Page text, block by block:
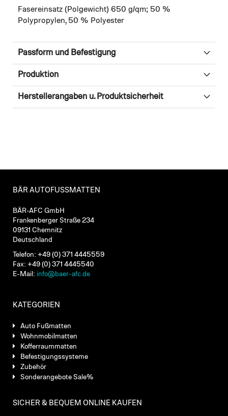
Fasereinsatz (Polgewicht) 650 g/qm; 50 %
Polypropylen, 50 % Polyester
Passform und Befestigung
Produktion
Herstellerangaben u. Produktsicherheit
BÄR AUTOFUSSMATTEN
BÄR-AFC GmbH
Frankenberger Straße 234
09131 Chemnitz
Deutschland
Telefon: +49 (0) 371 4445559
Fax: +49 (0) 371 4445540
E-Mail: info@baer-afc.de
KATEGORIEN
Auto Fußmatten
Wohnmobilmatten
Kofferraummatten
Befestigungssysteme
Zubehör
Sonderangebote Sale%
SICHER & BEQUEM ONLINE KAUFEN